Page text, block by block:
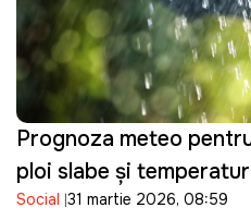
Prognoza meteo
ploi slabe și
țara
Social 31 martie 2026, 08:59